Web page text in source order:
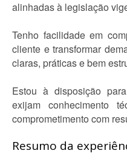
alinhadas à legislação
Tenho facilidade em
cliente e transformar
claras, práticas e bem
Estou à disposição
exijam conhecimento
comprometimento com
Resumo da